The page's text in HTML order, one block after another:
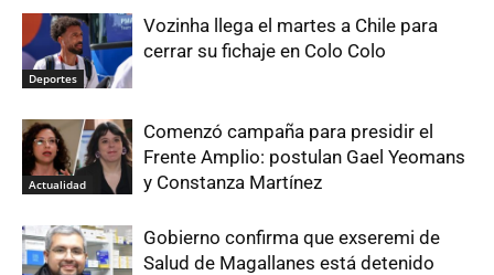
Deportes
Vozinha llega el martes a Chile para
cerrar su fichaje en Colo Colo
Actualidad
Comenzó campaña para presidir el
Frente Amplio: postulan Gael Yeomans
y Constanza Martínez
Gobierno confirma que exseremi de
Salud de Magallanes está detenido